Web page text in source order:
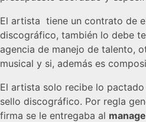
El artista tiene un contrato de
discográfico, también lo debe
agencia de manejo de talento,
musical y si, además es
El artista solo recibe lo
sello discográfico. Por regla
firma se le entregaba al